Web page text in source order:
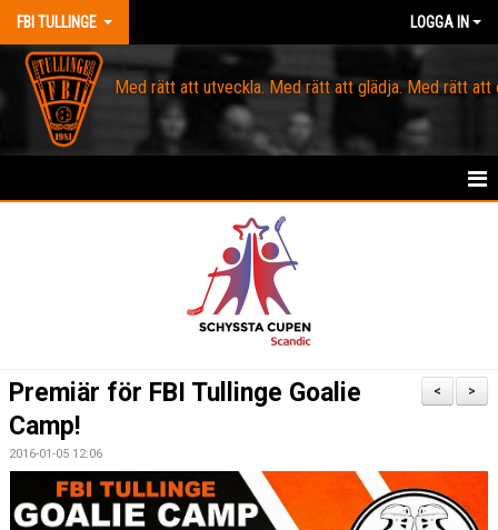
FBI TULLINGE LOGGA IN
Med rätt att utveckla. Med rätt att glädja. Med rätt att
KANSLI
KALENDER
VÅRA PARTNERS
>
<
Premiär för FBI Tullinge Goalie
Camp!
2016-01-05 12:06